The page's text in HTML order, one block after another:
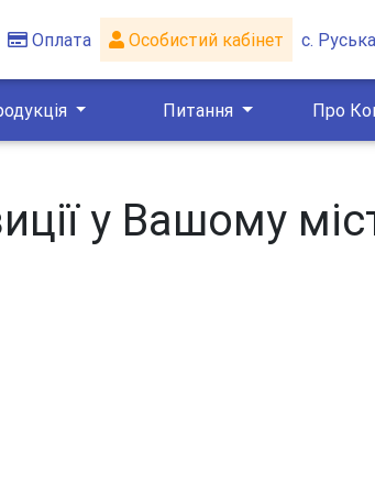
Оплата Особистий кабінет с.
Питання Про
у Вашому